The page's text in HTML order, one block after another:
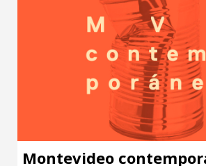
Montevideo